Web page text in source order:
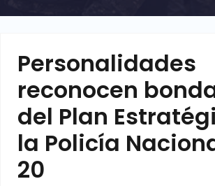
Personalidades
reconocen
del Plan
la Policía
20